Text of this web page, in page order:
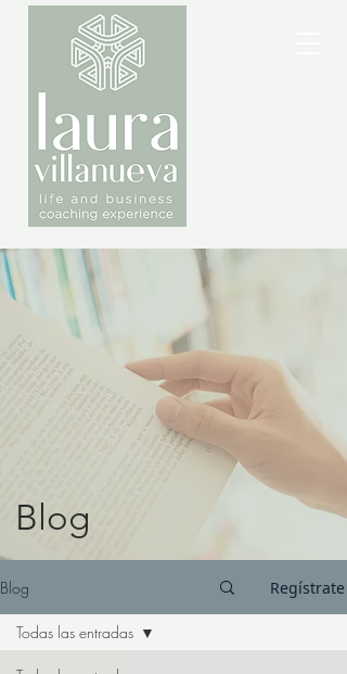
Blog
Blog Regístrate
Todas las entradas